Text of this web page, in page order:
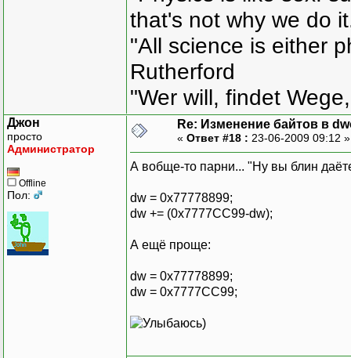
that's not why we do
"All science is either
Rutherford
"Wer will, findet
Джон
просто
Администратор
Offline
Пол:
Re: Изменение байтов в
« Ответ #18 : 23-06-2009 09:12
А вобще-то парни... "Ну вы блин
dw = 0x77778899;
dw += (0x7777СС99-dw);
А ещё проще:
dw = 0x77778899;
dw = 0x7777СС99;
)